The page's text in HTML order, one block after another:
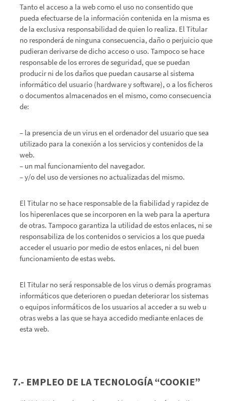
Tanto el acceso a la web como el uso no consentido que
pueda efectuarse de la información contenida en la misma es
de la exclusiva responsabilidad de quien lo realiza. El Titular
no responderá de ninguna consecuencia, daño o perjuicio que
pudieran derivarse de dicho acceso o uso. Tampoco se hace
responsable de los errores de seguridad, que se puedan
producir ni de los daños que puedan causarse al sistema
informático del usuario (hardware y software), o a los ficheros
o documentos almacenados en el mismo, como consecuencia
de:
– la presencia de un virus en el ordenador del usuario que sea
utilizado para la conexión a los servicios y contenidos de la
web.
– un mal funcionamiento del navegador.
– y/o del uso de versiones no actualizadas del mismo.
El Titular no se hace responsable de la fiabilidad y rapidez de
los hiperenlaces que se incorporen en la web para la apertura
de otras. Tampoco garantiza la utilidad de estos enlaces, ni se
responsabiliza de los contenidos o servicios a los que pueda
acceder el usuario por medio de estos enlaces, ni del buen
funcionamiento de estas webs.
El Titular no será responsable de los virus o demás programas
informáticos que deterioren o puedan deteriorar los sistemas
o equipos informáticos de los usuarios al acceder a su web u
otras webs a las que se haya accedido mediante enlaces de
esta web.
7.- EMPLEO DE LA TECNOLOGÍA “COOKIE”